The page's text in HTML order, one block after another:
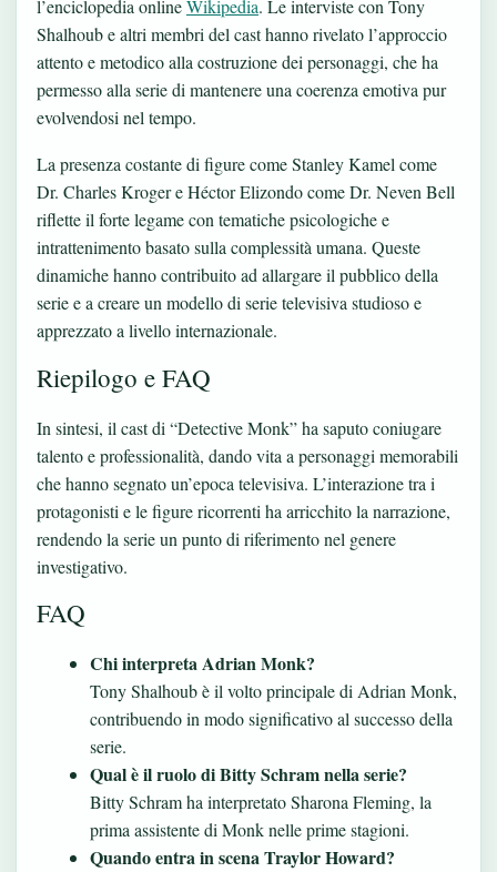
l’enciclopedia onlineWikipedia. Le interviste con Tony
Shalhoub e altri membri del cast hanno rivelato l’approccio
attento e metodico alla costruzione dei personaggi, che ha
permesso alla serie di mantenere una coerenza emotiva pur
evolvendosi nel tempo.
La presenza costante di figure come Stanley Kamel come
Dr. Charles Kroger e Héctor Elizondo come Dr. Neven Bell
riflette il forte legame con tematiche psicologiche e
intrattenimento basato sulla complessità umana. Queste
dinamiche hanno contribuito ad allargare il pubblico della
serie e a creare un modello di serie televisiva studioso e
apprezzato a livello internazionale.
Riepilogo e FAQ
In sintesi, il cast di “Detective Monk” ha saputo coniugare
talento e professionalità, dando vita a personaggi memorabili
che hanno segnato un’epoca televisiva. L’interazione tra i
protagonisti e le figure ricorrenti ha arricchito la narrazione,
rendendo la serie un punto di riferimento nel genere
investigativo.
FAQ
Chi interpreta Adrian Monk?
Tony Shalhoub è il volto principale di Adrian Monk,
contribuendo in modo significativo al successo della
serie.
Qual è il ruolo di Bitty Schram nella serie?
Bitty Schram ha interpretato Sharona Fleming, la
prima assistente di Monk nelle prime stagioni.
Quando entra in scena Traylor Howard?